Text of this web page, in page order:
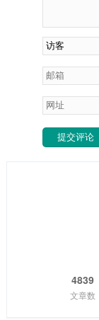
提交评论
4839
文章数